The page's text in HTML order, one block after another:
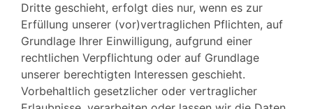
Dritte geschieht, erfolgt dies nur, wenn es zur
Erfüllung unserer (vor)vertraglichen Pflichten, auf
Grundlage Ihrer Einwilligung, aufgrund einer
rechtlichen Verpflichtung oder auf Grundlage
unserer berechtigten Interessen geschieht.
Vorbehaltlich gesetzlicher oder vertraglicher